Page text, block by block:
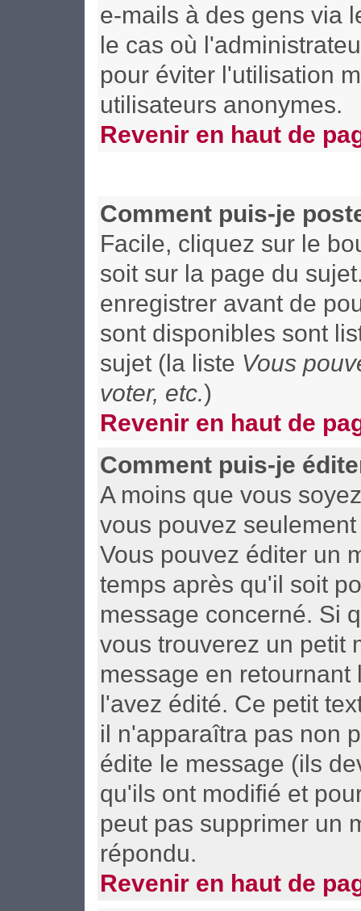
e-mails à des gens via
le cas où
pour éviter l'utilisation
utilisateurs anonymes.
Revenir en haut de
Comment puis-je
Facile, cliquez sur le
soit sur la page du
enregistrer avant de
sont disponibles sont
sujet (la liste Vous
voter, etc.)
Revenir en haut de
Comment puis-je
A moins que vous
vous pouvez
Vous pouvez éditer un
temps après qu'il soit
message concerné. Si
vous trouverez un petit
message en
l'avez édité. Ce petit
il n'apparaîtra pas non
édite le message (ils
qu'ils ont modifié et
peut pas supprimer un
répondu.
Revenir en haut de